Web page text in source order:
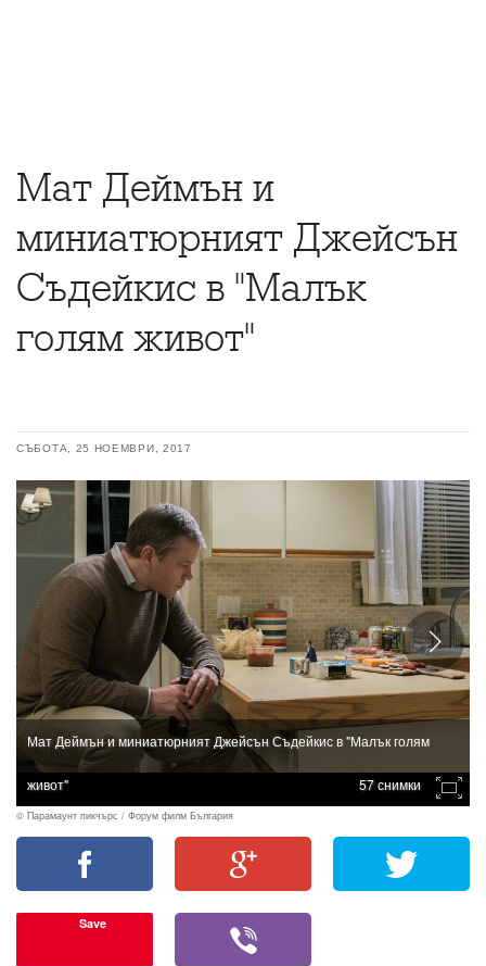
Мат Деймън и
миниатюрният Джейсън
Съдейкис в "Малък
голям живот"
СЪБОТА, 25 НОЕМВРИ, 2017
Мат Деймън и миниатюрният Джейсън Съдейкис в "Малък голям
живот" 57 снимки
© Парамаунт пикчърс / Форум филм България
Save